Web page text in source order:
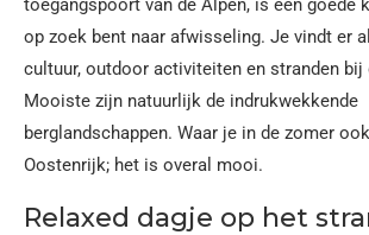
toegangspoort van de Alpen, is een goede
op zoek bent naar afwisseling. Je vindt er
cultuur, outdoor activiteiten en stranden bij
Mooiste zijn natuurlijk de indrukwekkende
berglandschappen. Waar je in de zomer
Oostenrijk; het is overal mooi.
Relaxed dagje op het